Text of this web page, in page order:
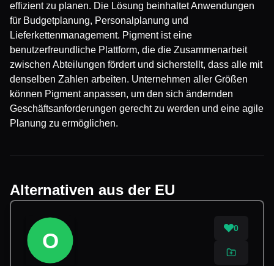
effizient zu planen. Die Lösung beinhaltet Anwendungen
für Budgetplanung, Personalplanung und
Lieferkettenmanagement. Pigment ist eine
benutzerfreundliche Plattform, die die Zusammenarbeit
zwischen Abteilungen fördert und sicherstellt, dass alle mit
denselben Zahlen arbeiten. Unternehmen aller Größen
können Pigment anpassen, um den sich ändernden
Geschäftsanforderungen gerecht zu werden und eine agile
Planung zu ermöglichen.
Alternativen aus der EU
O
0